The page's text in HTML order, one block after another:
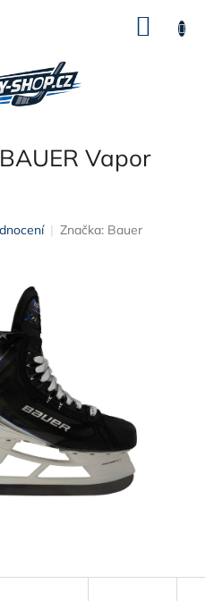
Vapor
Značka: Bauer